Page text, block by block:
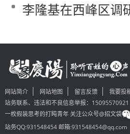
李隆基在西峰区调
网站简介 网站地图 留言反馈
我要投
站务联系、违法和不良信息举报：15095570921
一枚假装思考的打盹青年 关注公众号@招文袋
站务QQ:931548454 邮箱:931548454@qq.com